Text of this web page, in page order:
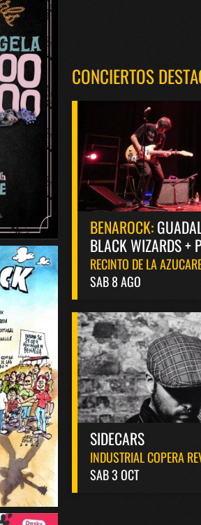
CONCIERTOS
BENAROCK:
BLACK WIZARDS +
RECINTO DE LA
SAB 8 AGO
SIDECARS
INDUSTRIAL COPERA
SAB 3 OCT